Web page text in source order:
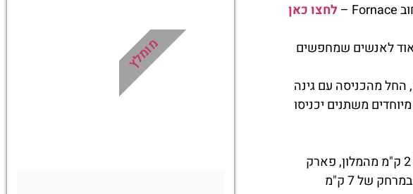
Fornace –
לחצו כאן
והמושקעת ומתאים מאוד לאנשים שמחפשים
החל מהכניסה עם גינה
משתנים יכניסו
ניתן למצוא אטרקציות קרובות למלון גארלנג מג'ק, פארק השעשועים גארדה לנד ממוקם במרחק של 2 ק"מ מהמלון, פארק
אולפני הסרטים קאנווה-וורלד ממוקם במרחק של 4 ק"מ מהמלון, גן החיות פארקו נטורה ויוה ממוקם במרחק של 7 ק"מ
לגארדלנד
מומלץ לקנות
מראש!
מומלץ